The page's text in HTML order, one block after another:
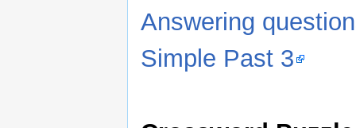
Answering
Simple Past 3